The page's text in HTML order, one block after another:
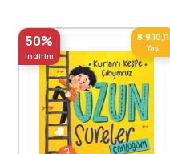
50%
indirim
8,9,10,11
Yaş